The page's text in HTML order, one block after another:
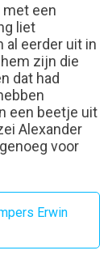
met een
liet
al eerder uit in
zijn die
dat had
een beetje uit
Alexander
voor
Erwin